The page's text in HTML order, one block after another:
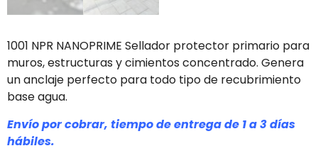
1001 NPR NANOPRIME Sellador protector primario para
muros, estructuras y cimientos concentrado. Genera
un anclaje perfecto para todo tipo de recubrimiento
base agua.
Envío por cobrar, tiempo de entrega de 1 a 3 días
hábiles.